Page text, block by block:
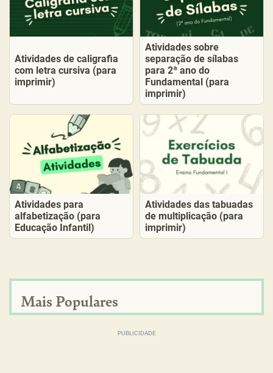
Atividades de caligrafia
com letra cursiva (para
imprimir)
Atividades sobre
separação de sílabas
para 2ª ano do
Fundamental (para
imprimir)
Atividades para
alfabetização (para
Educação Infantil)
Atividades das tabuadas
de multiplicação (para
imprimir)
Mais Populares